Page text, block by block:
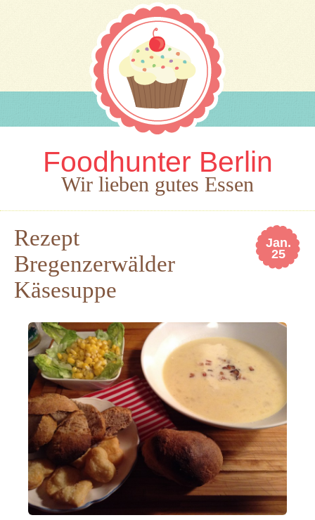
Foodhunter Berlin
Wir lieben gutes Essen
Jan.
25
Rezept
Bregenzerwälder
Käsesuppe